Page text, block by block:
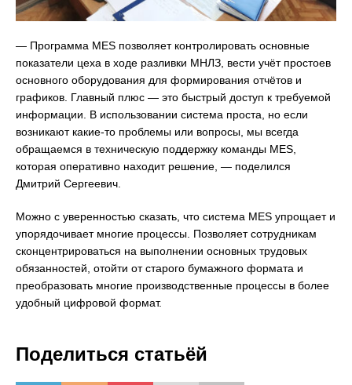
— Программа MES позволяет контролировать основные
показатели цеха в ходе разливки МНЛЗ, вести учёт простоев
основного оборудования для формирования отчётов и
графиков. Главный плюс — это быстрый доступ к требуемой
информации. В использовании система проста, но если
возникают какие-то проблемы или вопросы, мы всегда
обращаемся в техническую поддержку команды MES,
которая оперативно находит решение, — поделился
Дмитрий Сергеевич.
Можно с уверенностью сказать, что система MES упрощает и
упорядочивает многие процессы. Позволяет сотрудникам
сконцентрироваться на выполнении основных трудовых
обязанностей, отойти от старого бумажного формата и
преобразовать многие производственные процессы в более
удобный цифровой формат.
Поделиться статьёй